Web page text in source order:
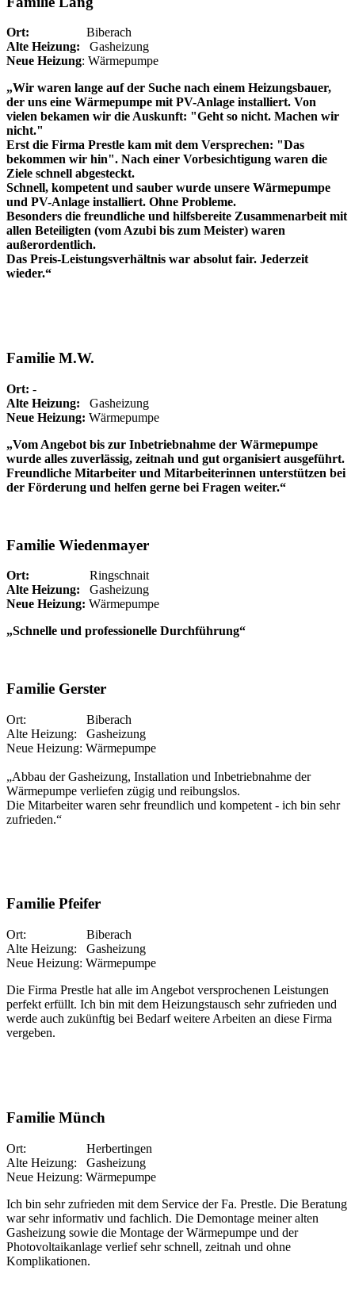
Ort: Biberach
Alte Heizung: Gasheizung
Neue Heizung: Wärmepumpe
„Wir waren lange auf der Suche nach einem Heizungsbauer,
der uns eine Wärmepumpe mit PV-Anlage installiert. Von
vielen bekamen wir die Auskunft: "Geht so nicht. Machen wir
nicht."
Erst die Firma Prestle kam mit dem Versprechen: "Das
bekommen wir hin". Nach einer Vorbesichtigung waren die
Ziele schnell abgesteckt.
Schnell, kompetent und sauber wurde unsere Wärmepumpe
und PV-Anlage installiert. Ohne Probleme.
Besonders die freundliche und hilfsbereite Zusammenarbeit mit
allen Beteiligten (vom Azubi bis zum Meister) waren
außerordentlich.
Das Preis-Leistungsverhältnis war absolut fair. Jederzeit
wieder.“
Familie M.W.
Ort: -
Alte Heizung: Gasheizung
Neue Heizung: Wärmepumpe
„Vom Angebot bis zur Inbetriebnahme der Wärmepumpe
wurde alles zuverlässig, zeitnah und gut organisiert ausgeführt.
Freundliche Mitarbeiter und Mitarbeiterinnen unterstützen bei
der Förderung und helfen gerne bei Fragen weiter.“
Familie Wiedenmayer
Ort: Ringschnait
Alte Heizung: Gasheizung
Neue Heizung: Wärmepumpe
„Schnelle und professionelle Durchführung“
Familie Gerster
Ort: Biberach
Alte Heizung: Gasheizung
Neue Heizung: Wärmepumpe
„Abbau der Gasheizung, Installation und Inbetriebnahme der
Wärmepumpe verliefen zügig und reibungslos.
Die Mitarbeiter waren sehr freundlich und kompetent - ich bin sehr
zufrieden.“
Familie Pfeifer
Ort: Biberach
Alte Heizung: Gasheizung
Neue Heizung: Wärmepumpe
Die Firma Prestle hat alle im Angebot versprochenen Leistungen
perfekt erfüllt. Ich bin mit dem Heizungstausch sehr zufrieden und
werde auch zukünftig bei Bedarf weitere Arbeiten an diese Firma
vergeben.
Familie Münch
Ort: Herbertingen
Alte Heizung: Gasheizung
Neue Heizung: Wärmepumpe
Ich bin sehr zufrieden mit dem Service der Fa. Prestle. Die Beratung
war sehr informativ und fachlich. Die Demontage meiner alten
Gasheizung sowie die Montage der Wärmepumpe und der
Photovoltaikanlage verlief sehr schnell, zeitnah und ohne
Komplikationen.